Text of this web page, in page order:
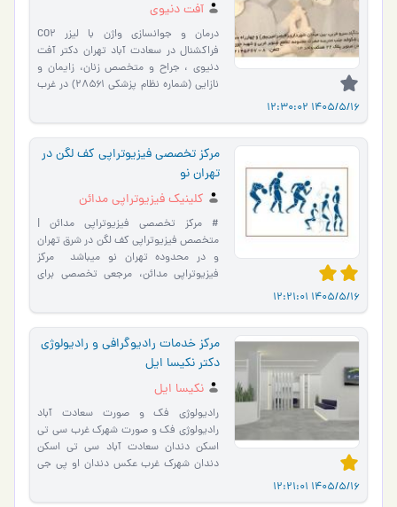
1405/5/16 12:30:02
آفت دنیوی
درمان و جوانسازی واژن با لیزر CO2
فراکشنال در سعادت آباد تهران دکتر آفت
دنیوی ، جراح و متخصص زنان، زایمان و
نازایی (شماره نظام پزشکی ۲۸۵۶۱) در غرب
1405/5/16 12:21:01
مرکز تخصصی فیزیوتراپی کف لگن در
تهران نو
کلینیک فیزیوتراپی مدائن
# مرکز تخصصی فیزیوتراپی مدائن |
متخصص فیزیوتراپی کف لگن در شرق تهران
و در محدوده تهران نو میباشد ‌ مرکز
فیزیوتراپی مدائن، مرجعی تخصصی برای
1405/5/16 12:21:01
مرکز خدمات رادیوگرافی و رادیولوژی
دکتر نکیسا ایل
نکیسا ایل
رادیولوژی فک و صورت سعادت آباد
رادیولوژی فک و صورت شهرک غرب سی تی
اسکن دندان سعادت آباد سی تی اسکن
دندان شهرک غرب عکس دندان او پی جی